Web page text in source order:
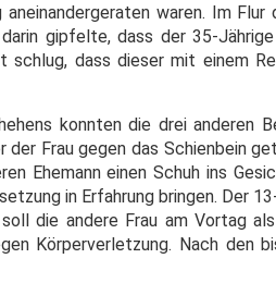
waren. Im
gipfelte, dass der 35-
dass dieser mit einem
konnten die drei anderen
der Frau gegen das Schienbein
Ehemann einen Schuh ins
in Erfahrung bringen. Der
die andere Frau am Vortag als
Körperverletzung. Nach den